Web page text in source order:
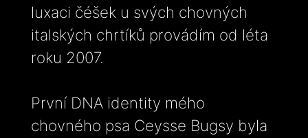
luxaci čéšek u svých chovných
italských chrtíků provádím od léta
roku 2007.
První DNA identity mého
chovného psa Ceysse Bugsy byla